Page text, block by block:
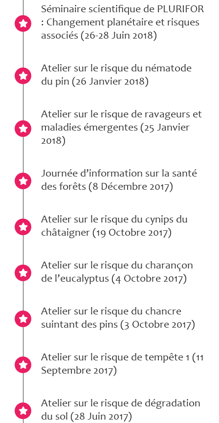
Séminaire scientifique de PLURIFOR
: Changement planétaire et risques
associés (26-28 Juin 2018)
Atelier sur le risque du nématode
du pin (26 Janvier 2018)
Atelier sur le risque de ravageurs et
maladies émergentes (25 Janvier
2018)
Journée d’information sur la santé
des forêts (8 Décembre 2017)
Atelier sur le risque du cynips du
châtaigner (19 Octobre 2017)
Atelier sur le risque du charançon
de l’eucalyptus (4 Octobre 2017)
Atelier sur le risque du chancre
suintant des pins (3 Octobre 2017)
Atelier sur le risque de tempête 1 (11
Septembre 2017)
Atelier sur le risque de dégradation
du sol (28 Juin 2017)